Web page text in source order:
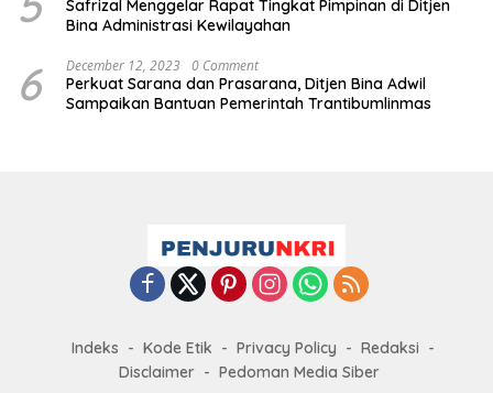
Safrizal Menggelar Rapat Tingkat Pimpinan di Ditjen
Bina Administrasi Kewilayahan
6 December 12, 2023 0 Comment
Perkuat Sarana dan Prasarana, Ditjen Bina Adwil
Sampaikan Bantuan Pemerintah Trantibumlinmas
Indeks Kode Etik Privacy Policy
Redaksi
Disclaimer
Pedoman Media Siber